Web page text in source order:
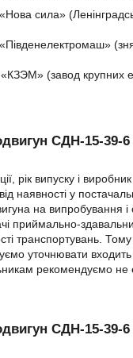
сила»
(завод крупних
СДН-15-39-6
рік випуску і
наявності у
на випробування
приймально-
транспортувань.
уточнювати
рекомендуємо не
СДН-15-39-6